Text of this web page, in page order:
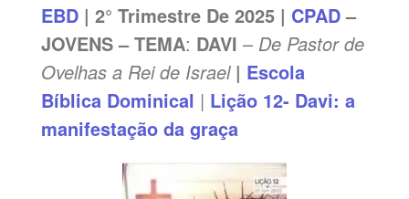
EBD| 2° Trimestre De 2025 | CPAD–
JOVENS – TEMA: DAVI – De Pastor de
Ovelhas a Rei de Israel | Escola
Bíblica Dominical | Lição 12- Davi: a
manifestação da graça